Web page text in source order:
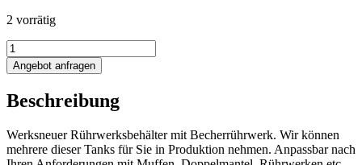
2 vorrätig
1214L
Rührwerksbehälter
mit
Menge
Angebot anfragen
Beschreibung
Werksneuer Rührwerksbehälter mit Becherrührwerk. Wir können
mehrere dieser Tanks für Sie in Produktion nehmen. Anpassbar nach